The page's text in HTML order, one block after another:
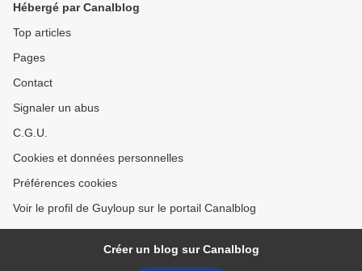
Hébergé par Canalblog
Top articles
Pages
Contact
Signaler un abus
C.G.U.
Cookies et données personnelles
Préférences cookies
Voir le profil de Guyloup sur le portail Canalblog
Créer un blog sur Canalblog